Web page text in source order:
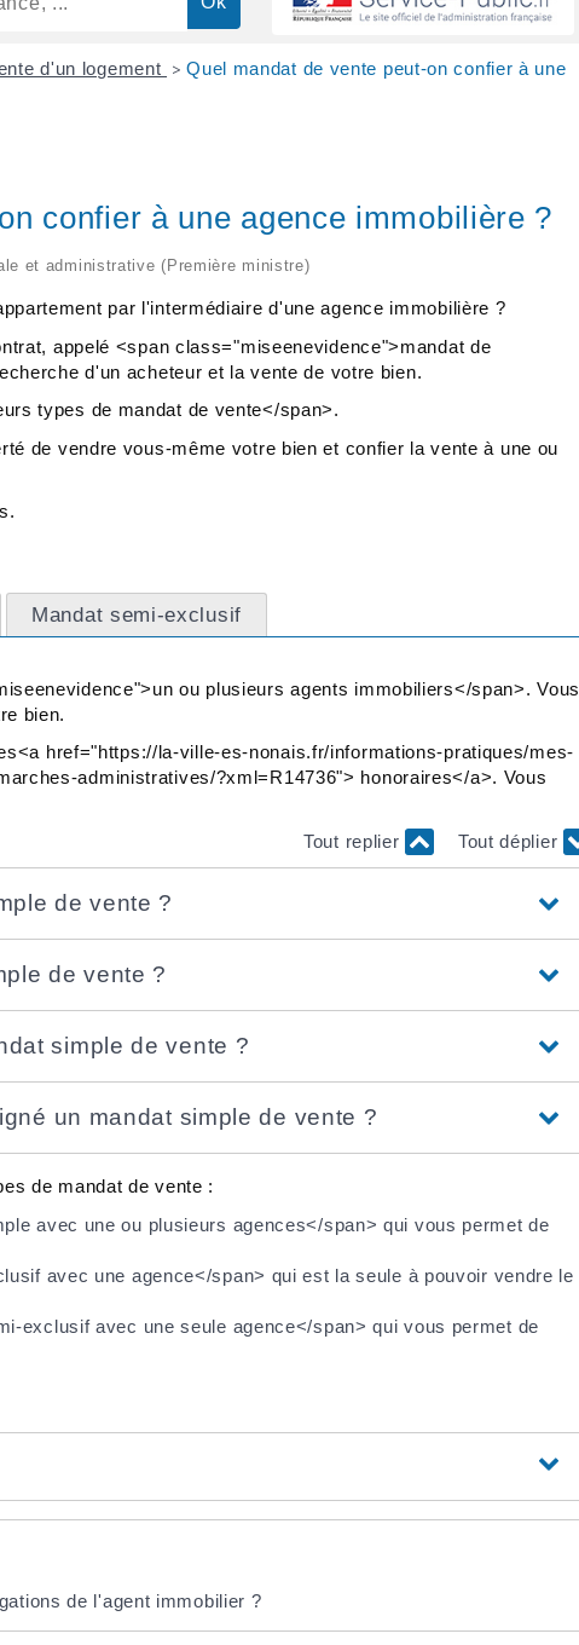
d'un logement > Quel mandat de vente peut-on confier à une
confier à une agence immobilière ?
et administrative (Première ministre)
par l'intermédiaire d'une agence immobilière ?
appelé <span class="miseenevidence">mandat de
d'un acheteur et la vente de votre bien.
types de mandat de vente</span>.
de vendre vous-même votre bien et confier la vente à une ou
Mandat semi-exclusif
ou plusieurs agents immobiliers</span>. Vous
bien.
href="https://la-ville-es-nonais.fr/informations-pratiques/mes-
administratives/?xml=R14736"> honoraires</a>. Vous
Tout replier
Tout déplier
de vente ?
de vente ?
simple de vente ?
un mandat simple de vente ?
de mandat de vente :
avec une ou plusieurs agences</span> qui vous permet de
avec une agence</span> qui est la seule à pouvoir vendre le
exclusif avec une seule agence</span> qui vous permet de
de l'agent immobilier ?